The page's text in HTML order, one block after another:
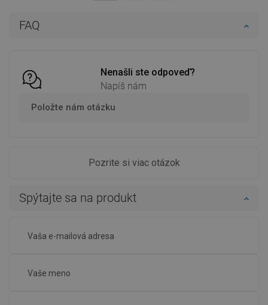
FAQ
Nenašli ste odpoveď?
Napíš nám
Položte nám otázku
Pozrite si viac otázok
Spýtajte sa na produkt